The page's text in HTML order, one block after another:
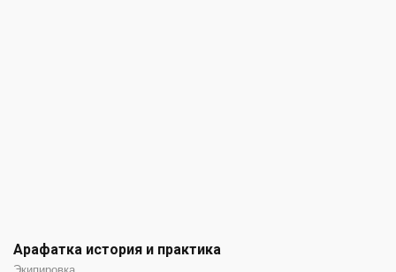
Арафатка история и практика